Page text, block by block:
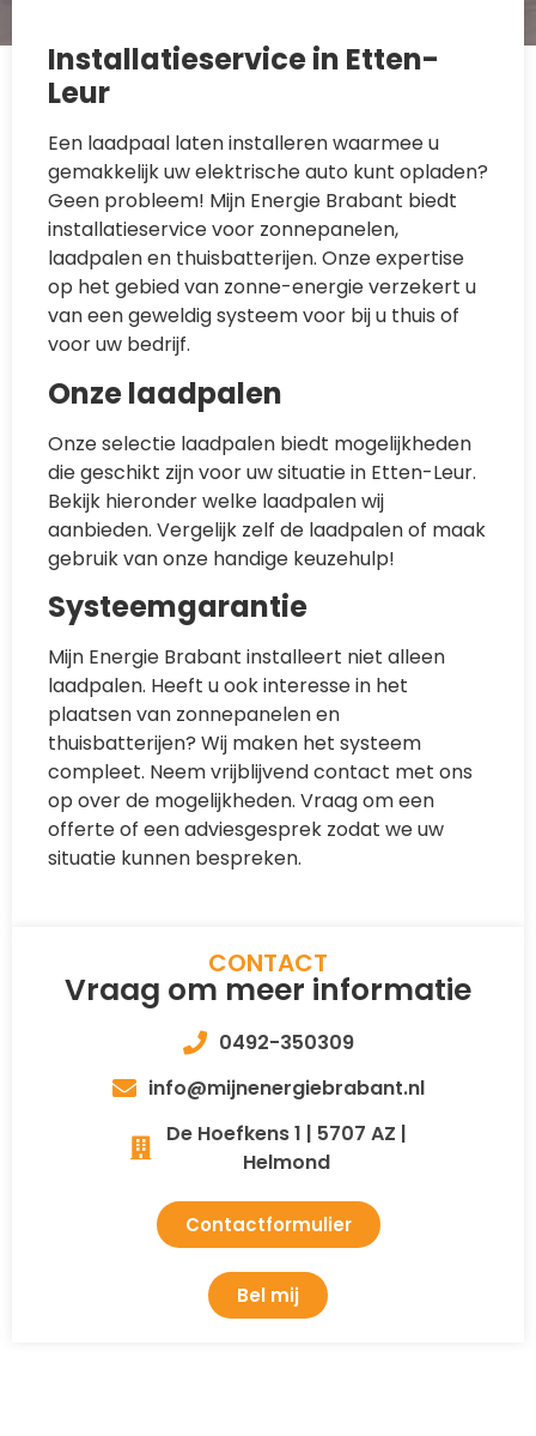
Installatieservice in Etten-
Leur
Een laadpaal laten installeren waarmee u
gemakkelijk uw elektrische auto kunt opladen?
Geen probleem! Mijn Energie Brabant biedt
installatieservice voor zonnepanelen,
laadpalen en thuisbatterijen. Onze expertise
op het gebied van zonne-energie verzekert u
van een geweldig systeem voor bij u thuis of
voor uw bedrijf.
Onze laadpalen
Onze selectie laadpalen biedt mogelijkheden
die geschikt zijn voor uw situatie in Etten-Leur.
Bekijk hieronder welke laadpalen wij
aanbieden. Vergelijk zelf de laadpalen of maak
gebruik van onze handige keuzehulp!
Systeemgarantie
Mijn Energie Brabant installeert niet alleen
laadpalen. Heeft u ook interesse in het
plaatsen van zonnepanelen en
thuisbatterijen? Wij maken het systeem
compleet. Neem vrijblijvend contact met ons
op over de mogelijkheden. Vraag om een
offerte of een adviesgesprek zodat we uw
situatie kunnen bespreken.
CONTACT
Vraag om meer informatie
0492-350309
info@mijnenergiebrabant.nl
De Hoefkens 1 | 5707 AZ |
Helmond
Contactformulier
Bel mij